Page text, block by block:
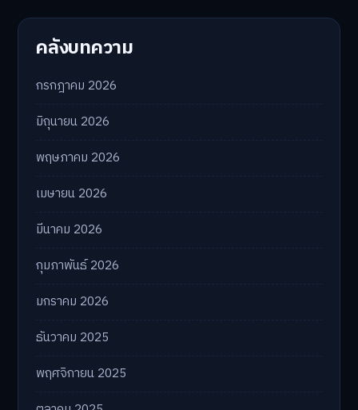
คลังบทความ
กรกฎาคม 2026
มิถุนายน 2026
พฤษภาคม 2026
เมษายน 2026
มีนาคม 2026
กุมภาพันธ์ 2026
มกราคม 2026
ธันวาคม 2025
พฤศจิกายน 2025